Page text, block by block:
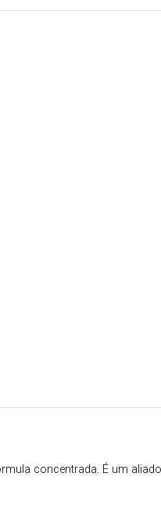
concentrada. É um